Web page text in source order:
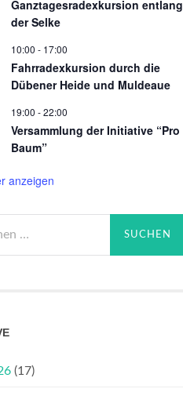
Ganztagesradexkursion entlang
der Selke
10:00 - 17:00
Fahrradexkursion durch die
Dübener Heide und Muldeaue
19:00 -22:00
Versammlung der Initiative “Pro
Baum”
anzeigen
(17)